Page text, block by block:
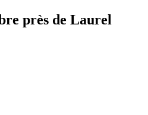
près de Laurel